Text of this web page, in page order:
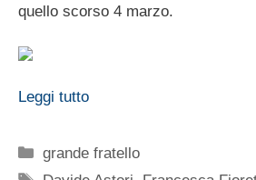
quello scorso 4 marzo.
Leggi tutto
Categorie
grande fratello